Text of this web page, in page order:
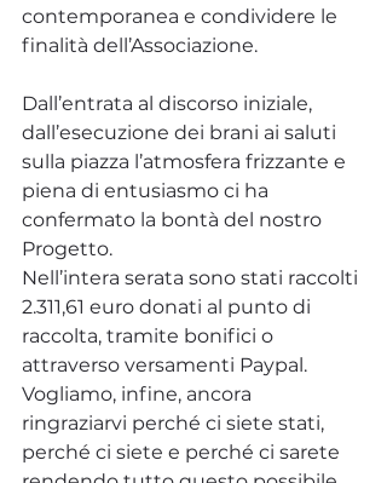
contemporanea e condividere le
finalità dell’Associazione.
Dall’entrata al discorso iniziale,
dall’esecuzione dei brani ai saluti
sulla piazza l’atmosfera frizzante e
piena di entusiasmo ci ha
confermato la bontà del nostro
Progetto.
Nell’intera serata sono stati raccolti
2.311,61 euro donati al punto di
raccolta, tramite bonifici o
attraverso versamenti Paypal.
Vogliamo, infine, ancora
ringraziarvi perché ci siete stati,
perché ci siete e perché ci sarete